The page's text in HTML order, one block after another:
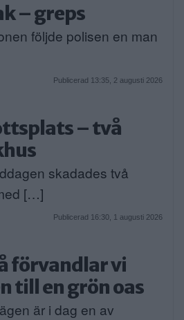
– greps
följde polisen en man
Publicerad 13:35, 2 augusti 2026
– två
skadades två
[…]
Publicerad 16:30, 1 augusti 2026
förvandlar vi
till en grön oas
är i dag en av